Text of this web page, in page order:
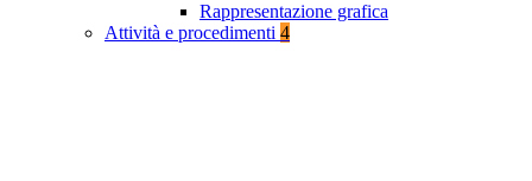
Rappresentazione grafica
Attività e procedimenti 4